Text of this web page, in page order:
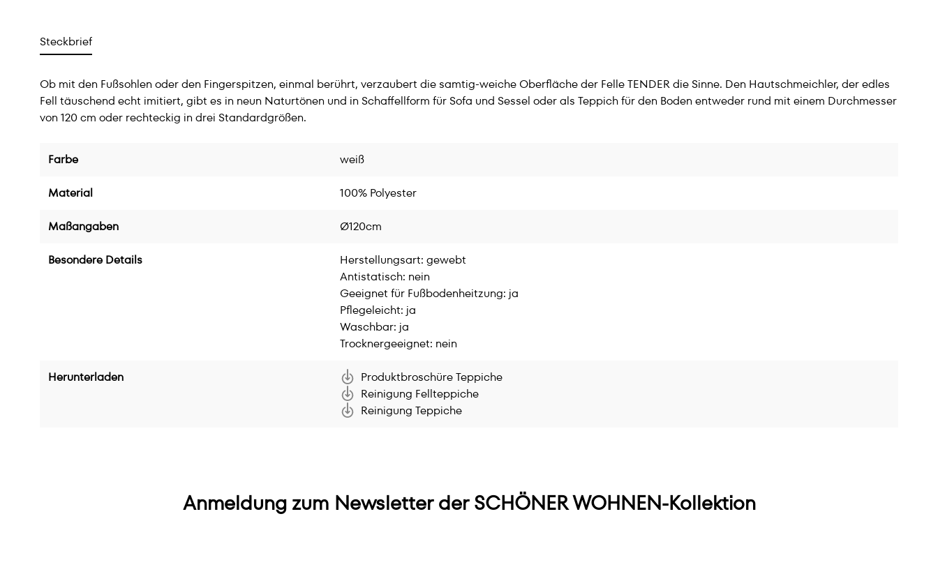
Steckbrief
Ob mit den Fußsohlen oder den Fingerspitzen, einmal berührt, verzaubert die samtig-weiche Oberfläche der Felle TENDER die Sinne. Den Hautschmeichler, der edles
Fell täuschend echt imitiert, gibt es in neun Naturtönen und in Schaffellform für Sofa und Sessel oder als Teppich für den Boden entweder rund mit einem Durchmesser
von 120 cm oder rechteckig in drei Standardgrößen.
Farbe weiß
Material 100% Polyester
Maßangaben Ø120cm
Besondere Details
Herstellungsart: gewebt
Antistatisch: nein
Geeignet für Fußbodenheitzung: ja
Pflegeleicht: ja
Waschbar: ja
Trocknergeeignet: nein
Herunterladen
Produktbroschüre Teppiche
Reinigung Fellteppiche
Reinigung Teppiche
Anmeldung zum Newsletter der SCHÖNER WOHNEN-Kollektion